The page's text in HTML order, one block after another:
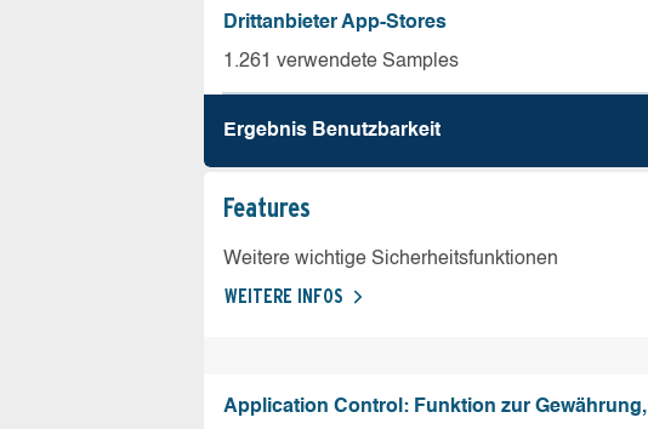
Drittanbieter App-Stores
1.261 verwendete Samples
Ergebnis Benutz­barkeit
Features
Weitere wichtige Sicherheitsfunktionen
WEITERE INFOS
Application Control: Funktion zur Gewährung,